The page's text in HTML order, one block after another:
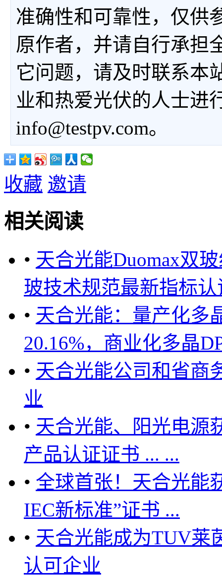
准确性和可靠性，仅供
原作者，并请自行承担
它问题，请及时联系本
业和热爱光伏的人士进
info@testpv.com。
收藏 邀请
相关阅读
• 天合光能Duomax双
玻技术规范最新指标认
• 天合光能：量产化多
20.16%，商业化多晶
• 天合光能公司和省商
业
• 天合光能、阳光电源
产品认证证书 ... ...
• 全球首张！天合光能
IEC新标准”证书 ...
• 天合光能成为TUV莱
认可企业